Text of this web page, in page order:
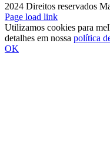
2024 Direitos reservados
WhatsApp
Instagram
Facebook
Pinterest
LinkedIn
Page load link
Utilizamos cookies para
detalhes em nossa política
OK